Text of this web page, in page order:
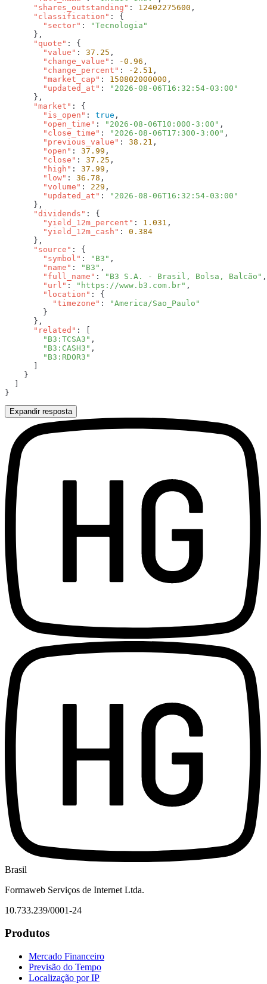
      "shares_outstanding"
: 12402275600
      "classification"
        "sector"
:
      "quote"
        "value"
: 37.25
        "change_value"
: -0.96
        "change_percent"
: -2.51
        "market_cap"
: 150802000000
        "updated_at"
:
      "market"
        "is_open"
: true
        "open_time"
: "2026-08-06T10:000-3:00"
        "close_time"
: "2026-08-06T17:300-3:00"
        "previous_value"
: 38.21
        "open"
: 37.99
        "close"
: 37.25
        "high"
: 37.99
        "low"
: 36.78
        "volume"
: 229
        "updated_at"
:
      "dividends"
        "yield_12m_percent"
: 1.031
        "yield_12m_cash"
:
      "source"
        "symbol"
: "B3"
        "name"
: "B3"
        "full_name"
:
"B3 S.A. - Brasil, Bolsa, Balcão"
        "url"
: "https://www.b3.com.br"
        "location"
          "timezone"
:
      "related"
        "B3:TCSA3"
        "B3:CASH3"
Expandir resposta
Brasil
Formaweb Serviços de Internet Ltda.
10.733.239/0001-24
Produtos
Mercado Financeiro
Previsão do Tempo
Localização por IP